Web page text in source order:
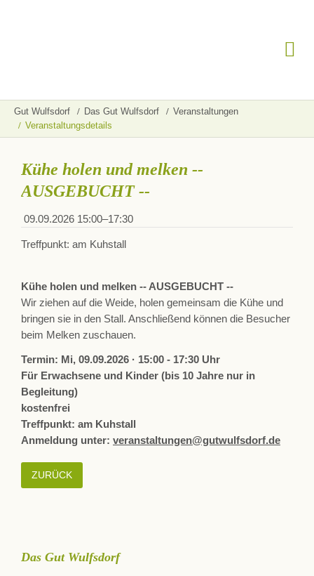
Gut Wulfsdorf Das Gut Wulfsdorf
Veranstaltungen
Veranstaltungsdetails
Kühe holen und melken --
AUSGEBUCHT --
09.09.2026 15:00–17:30
Treffpunkt: am Kuhstall
Kühe holen und melken -- AUSGEBUCHT --
Wir ziehen auf die Weide, holen gemeinsam die Kühe und
bringen sie in den Stall. Anschließend können die Besucher
beim Melken zuschauen.
Termin: Mi, 09.09.2026 · 15:00 - 17:30 Uhr
Für Erwachsene und Kinder (bis 10 Jahre nur in
Begleitung)
kostenfrei
Treffpunkt: am Kuhstall
Anmeldung unter: veranstaltungen@gutwulfsdorf.de
ZURÜCK
Das Gut Wulfsdorf